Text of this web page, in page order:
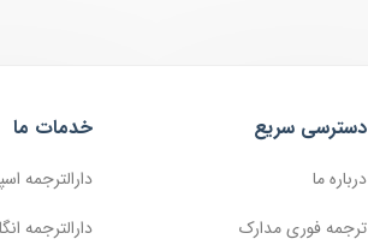
دسترسی سریع
درباره ما
ترجمه فوری مدارک
خدمات ما
دارالترجمه
دارالترجمه